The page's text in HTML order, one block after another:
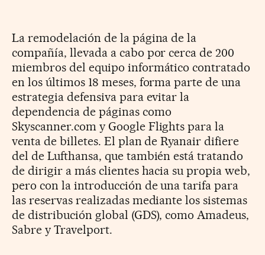
La remodelación de la página de la
compañía, llevada a cabo por cerca de 200
miembros del equipo informático contratado
en los últimos 18 meses, forma parte de una
estrategia defensiva para evitar la
dependencia de páginas como
Skyscanner.com y Google Flights para la
venta de billetes. El plan de Ryanair difiere
del de Lufthansa, que también está tratando
de dirigir a más clientes hacia su propia web,
pero con la introducción de una tarifa para
las reservas realizadas mediante los sistemas
de distribución global (GDS), como Amadeus,
Sabre y Travelport.